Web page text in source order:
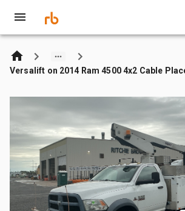
Versalift on 2014 Ram 4500 4x2 Cable